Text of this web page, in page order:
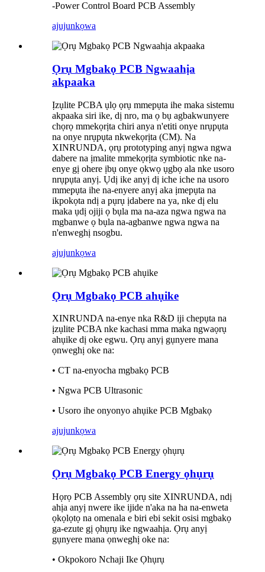
-Power Control Board PCB Assembly
ajujunkọwa
Ọrụ Mgbakọ PCB Ngwaahịa
akpaaka
Ịzụlite PCBA ụlọ ọrụ mmepụta ihe maka sistemu
akpaaka siri ike, dị nro, ma ọ bụ agbakwunyere
chọrọ mmekọrịta chiri anya n'etiti onye nrụpụta
na onye nrụpụta nkwekọrịta (CM). Na
XINRUNDA, ọrụ prototyping anyị ngwa ngwa
dabere na ịmalite mmekọrịta symbiotic nke na-
enye gị ohere ịbụ onye ọkwọ ụgbọ ala nke usoro
nrụpụta anyị. Ụdị ike anyị dị iche iche na usoro
mmepụta ihe na-enyere anyị aka ịmepụta na
ikpokọta ndị a pụrụ ịdabere na ya, nke dị elu
maka ụdị ojiji ọ bụla ma na-aza ngwa ngwa na
mgbanwe ọ bụla na-agbanwe ngwa ngwa na
n'enweghị nsogbu.
ajujunkọwa
Ọrụ Mgbakọ PCB ahụike
XINRUNDA na-enye nka R&D iji chepụta na
ịzụlite PCBA nke kachasi mma maka ngwaọrụ
ahụike dị oke egwu. Ọrụ anyị gụnyere mana
ọnweghị oke na:
• CT na-enyocha mgbakọ PCB
• Ngwa PCB Ultrasonic
• Usoro ihe onyonyo ahụike PCB Mgbakọ
ajujunkọwa
Ọrụ Mgbakọ PCB Energy ọhụrụ
Họrọ PCB Assembly ọrụ site XINRUNDA, ndị
ahịa anyị nwere ike ijide n'aka na ha na-enweta
ọkọlọtọ na omenala e biri ebi sekit osisi mgbakọ
ga-ezute gị ọhụrụ ike ngwaahịa. Ọrụ anyị
gụnyere mana ọnweghị oke na:
• Okpokoro Nchaji Ike Ọhụrụ